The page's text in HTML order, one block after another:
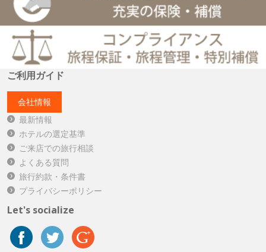
ご利用ガイド
会社情報
最新情報
ホテルの選定基準
ご来店での旅行相談
よくある質問
旅行約款・条件書
プライバシーポリシー
Let's socialize